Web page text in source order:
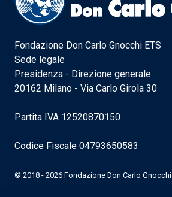
Fondazione Don Carlo Gnocchi ETS
Sede legale
Presidenza - Direzione generale
20162 Milano - Via Carlo Girola 30
Partita IVA 12520870150
Codice Fiscale 04793650583
© 2018 - 2026 Fondazione Don Carlo Gnocchi